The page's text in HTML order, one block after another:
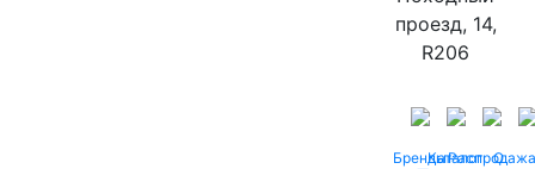
проезд, 14,
R206
БрендыКаталог
Распродажа
О